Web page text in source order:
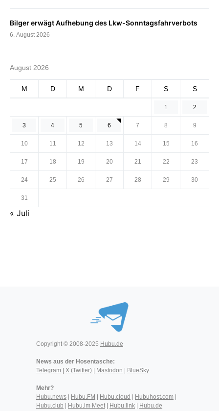
Bilger erwägt Aufhebung des Lkw-Sonntagsfahrverbots
6. August 2026
August 2026
M D M D F S S
1 2
3 4 5 6 7 8 9
10 11 12 13 14 15 16
17 18 19 20 21 22 23
24 25 26 27 28 29 30
31
« Juli
Copyright © 2008-2025 Hubu.de
News aus der Hosentasche:
Telegram
X (Twitter) Mastodon BlueSky
Mehr?
Hubu.news
Hubu.FM Hubu.cloud Hubuhost.com
Hubu.club
Hubu.im Meet| Hubu.link Hubu.de